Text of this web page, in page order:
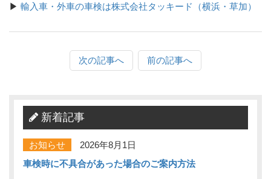
▶ 輸入車・外車の車検は株式会社タッキード（横浜・草加）
次の記事へ 前の記事へ
新着記事
お知らせ
2026年8月1日
車検時に不具合があった場合のご案内方法